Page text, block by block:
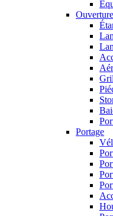
Portage